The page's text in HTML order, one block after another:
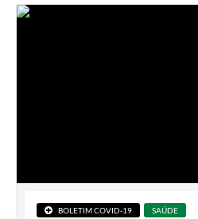
BOLETIM COVID-19 SAÚDE